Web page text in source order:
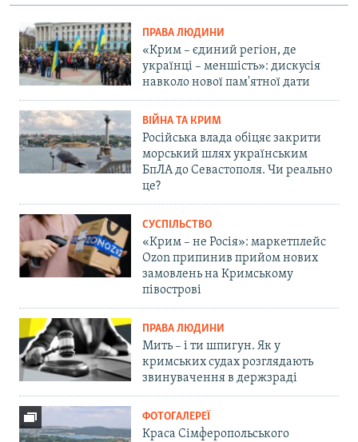
ПРАВА ЛЮДИНИ
«Крим – єдиний регіон, де
українці – меншість»: дискусія
навколо нової пам'ятної дати
ВІЙНА ТА КРИМ
Російська влада обіцяє закрити
морський шлях українським
БпЛА до Севастополя. Чи реально
це?
СУСПІЛЬСТВО
«Крим – не Росія»: маркетплейс
Ozon припинив прийом нових
замовлень на Кримському
півострові
ПРАВА ЛЮДИНИ
Мить – і ти шпигун. Як у
кримських судах розглядають
звинувачення в держзраді
ФОТОГАЛЕРЕЇ
Краса Сімферопольського